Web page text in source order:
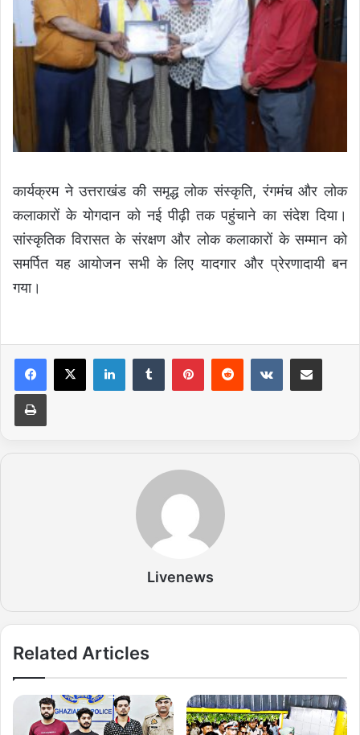
कार्यक्रम ने उत्तराखंड की समृद्ध लोक संस्कृति, रंगमंच और लोक
कलाकारों के योगदान को नई पीढ़ी तक पहुंचाने का संदेश दिया।
सांस्कृतिक विरासत के संरक्षण और लोक कलाकारों के सम्मान को
समर्पित यह आयोजन सभी के लिए यादगार और प्रेरणादायी बन
गया।
Livenews
Related Articles